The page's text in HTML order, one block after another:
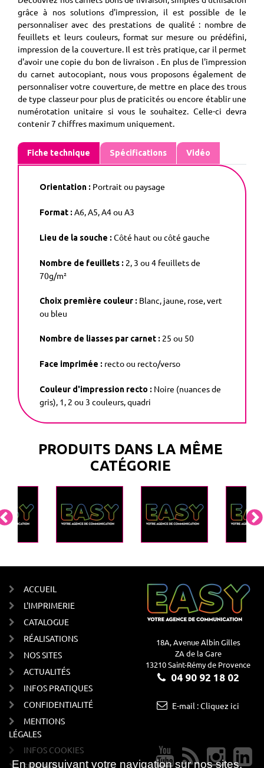
grâce à nos solutions d'impression, il est possible de le
personnaliser avec des prestations de qualité : nombre de
feuillets et leurs couleurs, format sur mesure ou prédéfini,
impression de la couverture. Il est très pratique, car il permet
d'avoir une copie du bon de livraison . En plus de l'impression
du carnet autocopiant, nous vous proposons également de
personnaliser votre couverture, de mettre en place des trous
de type classeur pour plus de praticités ou encore établir une
numérotation unitaire si vous le souhaitez. Celle-ci devra
contenir 7 chiffres maximum uniquement.
Fiche technique Spécifications Vidéo
Orientation : Portrait ou paysage
Format : A6, A5, A4 ou A3
Lieu de la souche : Côté haut ou côté gauche
Nombre de feuillets : 2, 3 ou 4 feuillets de
70g/m²
Choix première couleur : Blanc, jaune, rose, vert
ou bleu
Nombre de liasses par carnet : 25 ou 50
Face imprimée : recto ou recto/verso
Couleur d'impression recto : Noire (nuances de
gris), 1, 2 ou 3 couleurs, quadri
PRODUITS DANS LA MÊME
CATÉGORIE
ACCUEIL
L'IMPRIMERIE
CATALOGUE
RÉALISATIONS
NOS SITES
ACTUALITÉS
INFOS PRATIQUES
CONFIDENTIALITÉ
MENTIONS
LÉGALES
INFOS COOKIES
18A, Avenue Albin Gilles
ZA de la Gare
13210 Saint-Rémy de Provence
04 90 92 18 02
E-mail : Cliquez ici
En poursuivant votre navigation sur nos sites,